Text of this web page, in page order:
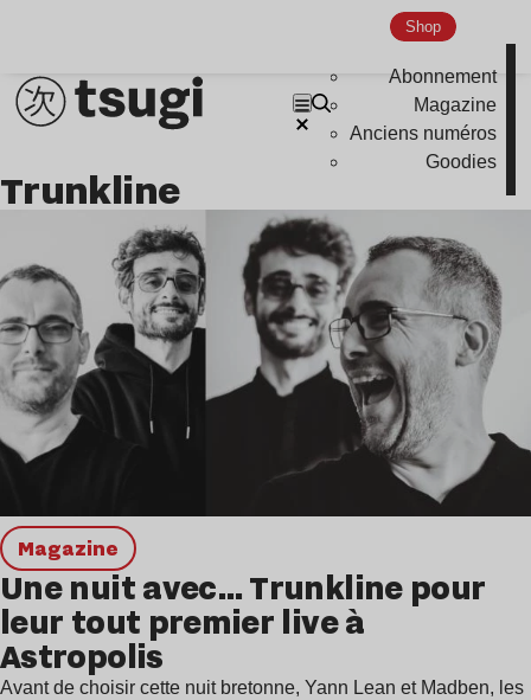
Shop
Abonnement
Magazine
Anciens numéros
Goodies
Trunkline
magazine
Une nuit avec… Trunkline pour
leur tout premier live à
Astropolis
Avant de choisir cette nuit bretonne, Yann Lean et Madben, les